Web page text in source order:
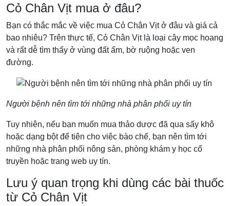
Cỏ Chân Vịt mua ở đâu?
Bạn có thắc mắc về việc mua Cỏ Chân Vịt ở đâu và giá cả
bao nhiêu? Trên thực tế, Cỏ Chân Vịt là loại cây mọc hoang
và rất dễ tìm thấy ở vùng đất ẩm, bờ ruộng hoặc ven
đường.
Người bệnh nên tìm tới những nhà phân phối uy tín
Tuy nhiên, nếu bạn muốn mua thảo dược đã qua sấy khô
hoặc dạng bột để tiện cho việc bào chế, bạn nên tìm tới
những nhà phân phối nông sản, phòng khám y học cổ
truyền hoặc trang web uy tín.
Lưu ý quan trọng khi dùng các bài thuốc
từ Cỏ Chân Vịt